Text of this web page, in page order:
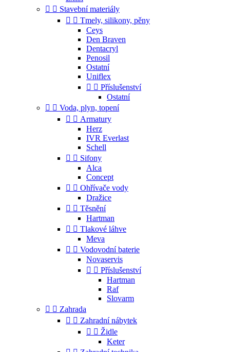
  Stavební materiály
  Tmely, silikony, pěny
Ceys
Den Braven
Dentacryl
Penosil
Ostatní
Uniflex
  Příslušenství
Ostatní
  Voda, plyn, topení
  Armatury
Herz
IVR Everlast
Schell
  Sifony
Alca
Concept
  Ohřívače vody
Dražice
  Těsnění
Hartman
  Tlakové láhve
Meva
  Vodovodní baterie
Novaservis
  Příslušenství
Hartman
Raf
Slovarm
  Zahrada
  Zahradní nábytek
  Židle
Keter